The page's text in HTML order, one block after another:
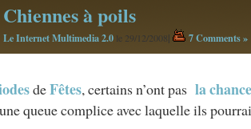
Chiennes à poils
Le Internet Multimedia 2.0 le 29/12/2008| 7 Comments »
deFêtes, certains n’ont pas la
queue complice avec laquelle ils